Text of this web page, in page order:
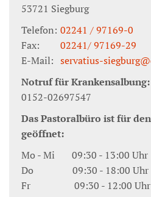
53721 Siegburg
Telefon: 02241 / 97169-0
Fax:
02241/ 97169-29
E-Mail: servatius-
Notruf für Krankensalbung:
0152-02697547
Das Pastoralbüro ist für
geöffnet:
Mo - Mi 09:30 - 13:00 Uhr
Do 09:30 - 18:00 Uhr
Fr 09:30 - 12:00 Uhr